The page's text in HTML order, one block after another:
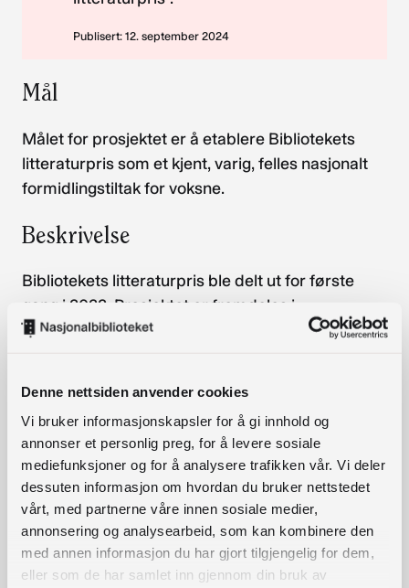
Denne nettsiden anvender cookies
Vi bruker informasjonskapsler for å gi innhold og
annonser et personlig preg, for å levere sosiale
mediefunksjoner og for å analysere trafikken vår. Vi deler
dessuten informasjon om hvordan du bruker nettstedet
vårt, med partnerne våre innen sosiale medier,
annonsering og analysearbeid, som kan kombinere den
med annen informasjon du har gjort tilgjengelig for dem,
eller som de har samlet inn gjennom din bruk av
Publisert: 12. september 2024
Mål
Målet for prosjektet er å etablere Bibliotekets
litteraturpris som et kjent, varig, felles nasjonalt
formidlingstiltak for voksne.
Beskrivelse
Bibliotekets litteraturpris ble delt ut for første
gang i 2022. Prosjektet er fremdeles i
etableringsfasen. Vi søker om støtte et andre
videre arbeidet bygger på fjorårets arbeid og
fjorårets søknad om etableringsstøtte.
Litteraturprisen gir bibliotekene mulighet for
samarbeid om styrket litteraturformidling mot
voksne. I 2022 opplevde vi stort engasjement
blant over 200 små og store folkebiblioteker i